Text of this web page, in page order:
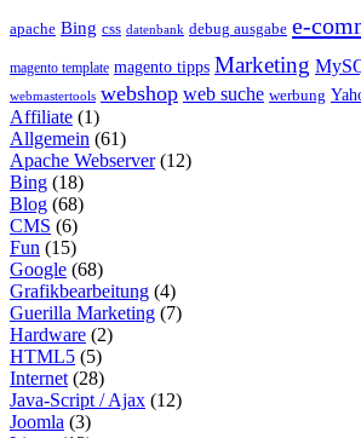
apache Bing css datenbank debug ausgabe e-
magento template magento tipps Marketing
webmastertools webshop web suche werbung
Affiliate (1)
Allgemein (61)
Apache Webserver(12)
Bing (18)
Blog (68)
CMS (6)
Fun (15)
Google (68)
Grafikbearbeitung (4)
Guerilla Marketing (7)
Hardware (2)
HTML5 (5)
Internet (28)
Java-Script / Ajax (12)
Joomla (3)